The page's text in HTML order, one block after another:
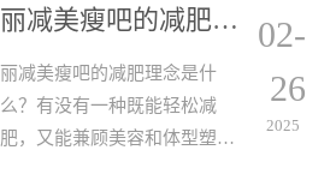
丽减美瘦吧的减肥理念是什么？
丽减美瘦吧的减肥理念是什
么？有没有一种既能轻松减
肥，又能兼顾美容和体型塑形
02-
26
2025